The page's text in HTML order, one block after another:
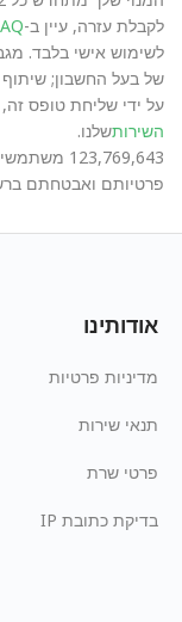
לקבלת עזרה, עיין ב-
לשימוש אישי בלבד.
של בעל החשבון; שיתוף
על ידי שליחת טופס
השירותשלנו.
פרטיותם ואבטחתם
אודותינו
מדיניות פרטיות
תנאי שירות
פרטי שרת
בדיקת כתובת IP